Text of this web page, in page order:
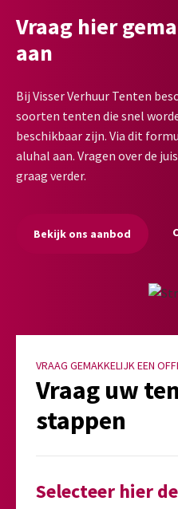
Vraag hier
aan
Bij Visser Verhuur Tenten
soorten tenten die snel
beschikbaar zijn. Via dit
aluhal aan. Vragen over de
graag verder.
Bekijk ons aanbod
VRAAG GEMAKKELIJK EEN
Vraag uw
stappen
Selecteer hier